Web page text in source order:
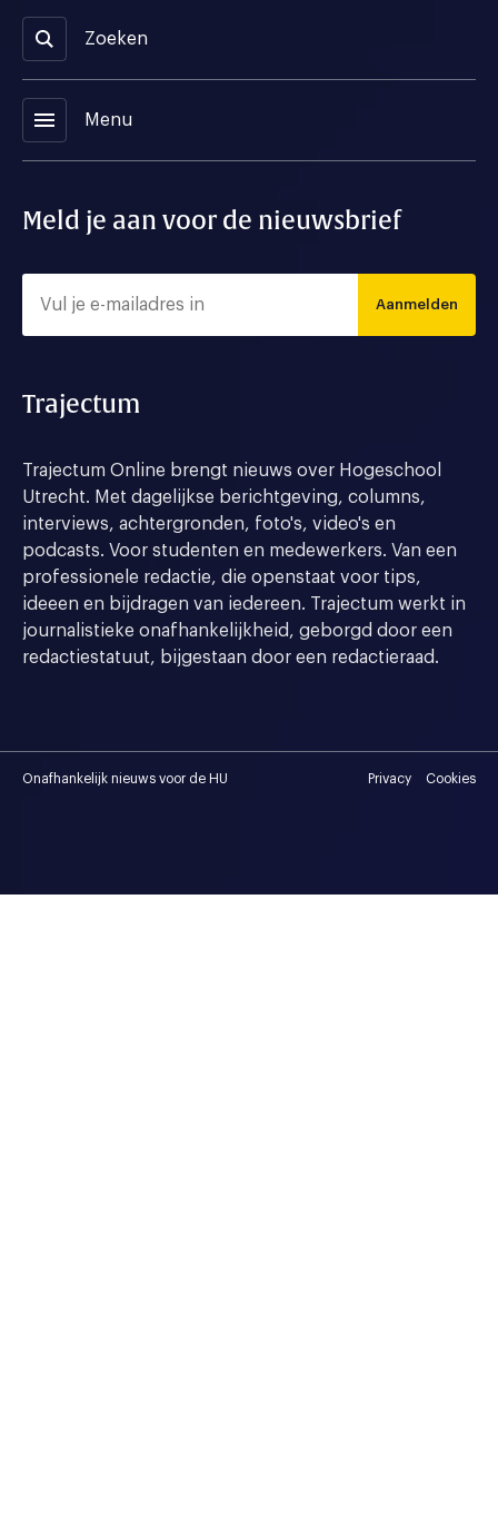
Zoeken
menu Menu
Meld je aan voor de nieuwsbrief
Aanmelden
Trajectum
Trajectum Online brengt nieuws over Hogeschool
Utrecht. Met dagelijkse berichtgeving, columns,
interviews, achtergronden, foto's, video's en
podcasts. Voor studenten en medewerkers. Van een
professionele redactie, die openstaat voor tips,
ideeen en bijdragen van iedereen. Trajectum werkt in
journalistieke onafhankelijkheid, geborgd door een
redactiestatuut, bijgestaan door een redactieraad.
Onafhankelijk nieuws voor de HU Privacy Cookies